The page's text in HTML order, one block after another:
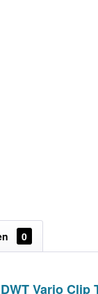
0
Vario Clip